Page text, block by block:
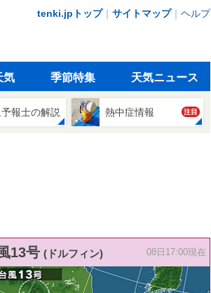
tenki.jpトップ｜ サイトマップ｜ ヘルプ
気 季節特集 天気ニュース
報士の解説 熱中症情報 注目
13号 (ドルフィン) 08日17:00現在